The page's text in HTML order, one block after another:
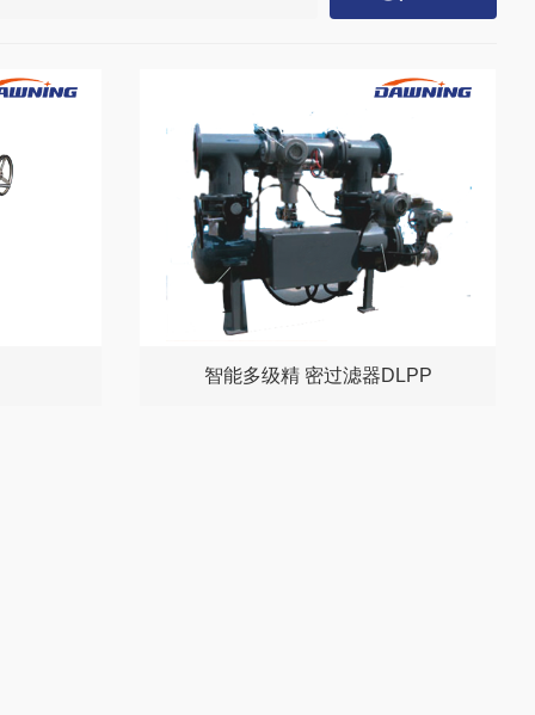
智能多级精 密过滤器DLPP